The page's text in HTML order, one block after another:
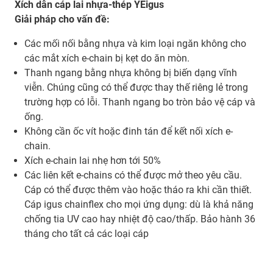
Xích dẫn cáp lai nhựa-thép YEigus
Giải pháp cho vấn đề:
Các mối nối bằng nhựa và kim loại ngăn không cho
các mắt xích e-chain bị kẹt do ăn mòn.
Thanh ngang bằng nhựa không bị biến dạng vĩnh
viễn. Chúng cũng có thể được thay thế riêng lẻ trong
trường hợp có lỗi. Thanh ngang bo tròn bảo vệ cáp và
ống.
Không cần ốc vít hoặc đinh tán để kết nối xích e-
chain.
Xích e-chain lai nhẹ hơn tới 50%
Các liên kết e-chains có thể được mở theo yêu cầu.
Cáp có thể được thêm vào hoặc tháo ra khi cần thiết.
Cáp igus chainflex cho mọi ứng dụng: dù là khả năng
chống tia UV cao hay nhiệt độ cao/thấp. Bảo hành 36
tháng cho tất cả các loại cáp